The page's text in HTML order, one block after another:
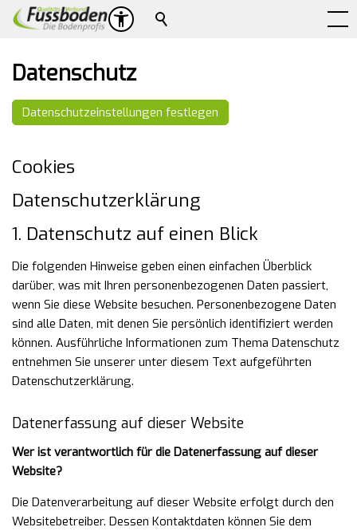
Suche
Datenschutz
Datenschutzeinstellungen festlegen
Cookies
Datenschutzerklärung
1. Datenschutz auf einen Blick
Die folgenden Hinweise geben einen einfachen Überblick
darüber, was mit Ihren personenbezogenen Daten passiert,
wenn Sie diese Website besuchen. Personenbezogene Daten
sind alle Daten, mit denen Sie persönlich identifiziert werden
können. Ausführliche Informationen zum Thema Datenschutz
entnehmen Sie unserer unter diesem Text aufgeführten
Datenschutzerklärung.
Datenerfassung auf dieser Website
Wer ist verantwortlich für die Datenerfassung auf dieser
Website?
Die Datenverarbeitung auf dieser Website erfolgt durch den
Websitebetreiber. Dessen Kontaktdaten können Sie dem